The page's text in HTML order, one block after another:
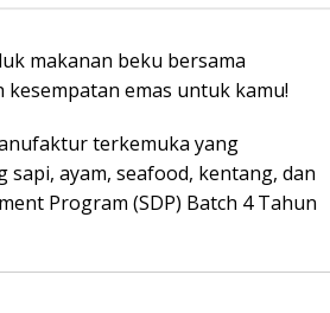
makanan beku bersama
emas untuk kamu!
terkemuka yang
ayam, seafood, kentang, dan
Program (SDP) Batch 4 Tahun